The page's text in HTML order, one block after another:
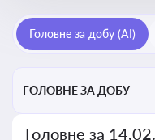
Головне за добу (AI)
ГОЛОВНЕ ЗА ДОБУ
Головне за